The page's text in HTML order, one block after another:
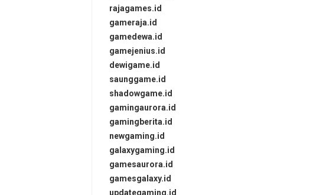
rajagames.id
gameraja.id
gamedewa.id
gamejenius.id
dewigame.id
saunggame.id
shadowgame.id
gamingaurora.id
gamingberita.id
newgaming.id
galaxygaming.id
gamesaurora.id
gamesgalaxy.id
updategaming.id